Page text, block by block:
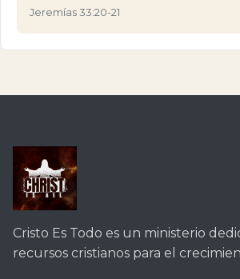
Jeremías 33:20-21
Cristo Es Todo es un ministerio
recursos cristianos para el